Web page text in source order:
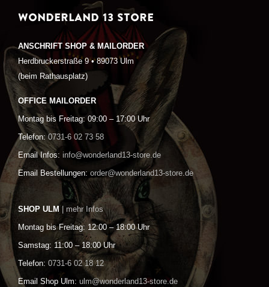
WONDERLAND 13 STORE
ANSCHRIFT SHOP & MAILORDER
Herdbruckerstraße 9 • 89073 Ulm
(beim Rathausplatz)
OFFICE MAILORDER
Montag bis Freitag: 09:00 – 17:00 Uhr
Telefon: 0731-6 02 73 58
Email Infos: info@wonderland13-store.de
Email Bestellungen: order@wonderland13-store.de
SHOP ULM | mehr Infos
Montag bis Freitag: 12:00 – 18:00 Uhr
Samstag: 11:00 – 18:00 Uhr
Telefon: 0731-6 02 18 12
Email Shop Ulm: ulm@wonderland13-store.de